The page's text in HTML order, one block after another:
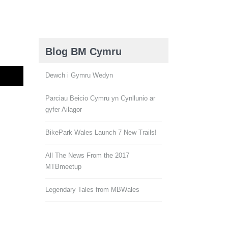
Blog BM Cymru
Dewch i Gymru Wedyn
Parciau Beicio Cymru yn Cynllunio ar
gyfer Ailagor
BikePark Wales Launch 7 New Trails!
All The News From the 2017
MTBmeetup
Legendary Tales from MBWales